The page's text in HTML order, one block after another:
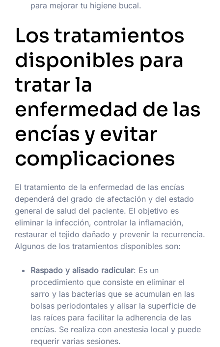
para mejorar tu higiene bucal.
Los tratamientos
disponibles para
tratar la
enfermedad de las
encías y evitar
complicaciones
El tratamiento de la enfermedad de las encías
dependerá del grado de afectación y del estado
general de salud del paciente. El objetivo es
eliminar la infección, controlar la inflamación,
restaurar el tejido dañado y prevenir la recurrencia.
Algunos de los tratamientos disponibles son:
Raspado y alisado radicular: Es un
procedimiento que consiste en eliminar el
sarro y las bacterias que se acumulan en las
bolsas periodontales y alisar la superficie de
las raíces para facilitar la adherencia de las
encías. Se realiza con anestesia local y puede
requerir varias sesiones.